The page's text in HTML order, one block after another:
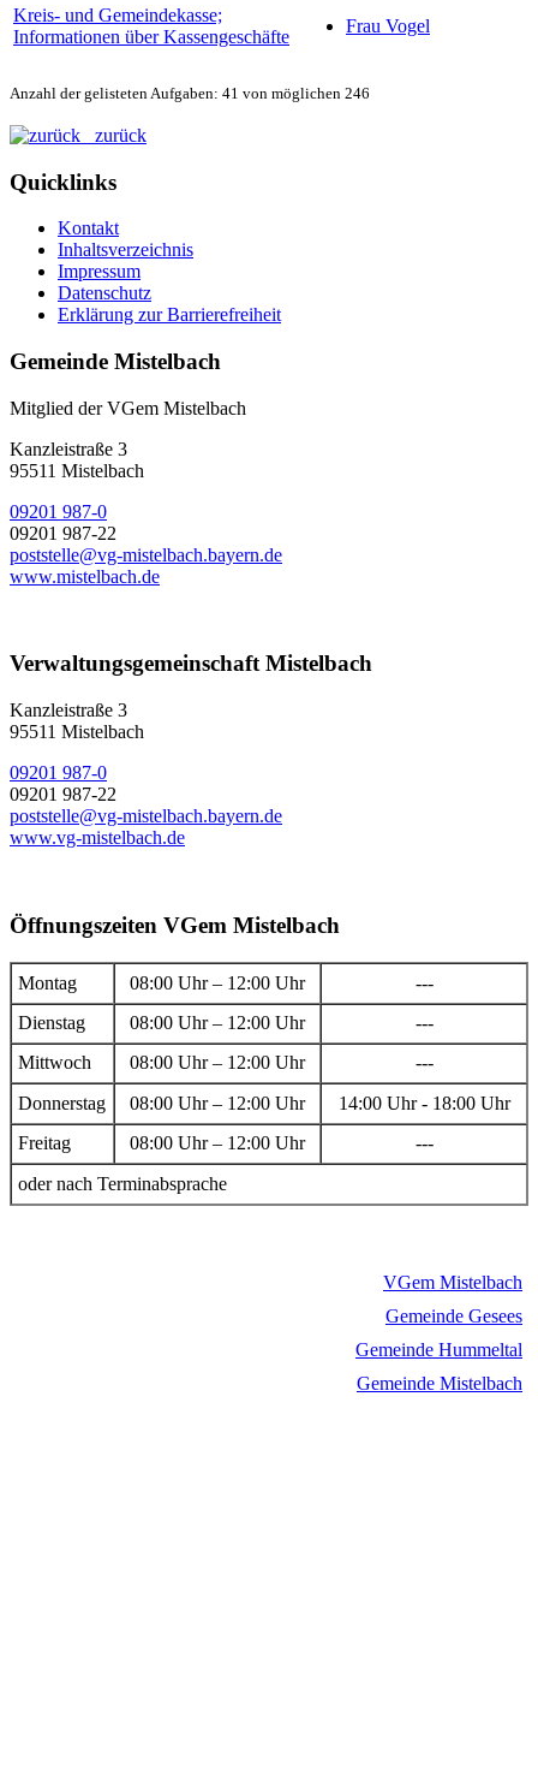
Kreis- und Gemeindekasse;
Informationen über Kassengeschäfte
Frau Vogel
Anzahl der gelisteten Aufgaben: 41 von möglichen 246
zurück
Quicklinks
Kontakt
Inhaltsverzeichnis
Impressum
Datenschutz
Erklärung zur Barrierefreiheit
Gemeinde Mistelbach
Mitglied der VGem Mistelbach
Kanzleistraße 3
95511 Mistelbach
09201 987-0
09201 987-22
poststelle@vg-mistelbach.bayern.de
www.mistelbach.de
Verwaltungsgemeinschaft Mistelbach
Kanzleistraße 3
95511 Mistelbach
09201 987-0
09201 987-22
poststelle@vg-mistelbach.bayern.de
www.vg-mistelbach.de
Öffnungszeiten VGem Mistelbach
Montag 08:00 Uhr – 12:00 Uhr
---
Dienstag
08:00 Uhr – 12:00 Uhr
---
Mittwoch
08:00 Uhr – 12:00 Uhr
---
Donnerstag
08:00 Uhr – 12:00 Uhr
14:00 Uhr - 18:00 Uhr
Freitag
08:00 Uhr – 12:00 Uhr
---
oder nach Terminabsprache
VGem Mistelbach
Gemeinde Gesees
Gemeinde Hummeltal
Gemeinde Mistelbach